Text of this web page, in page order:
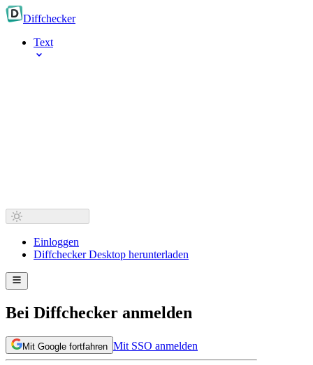
Diffchecker
Text
Einloggen
Diffchecker Desktop herunterladen
Bei Diffchecker anmelden
Mit Google fortfahren Mit SSO anmelden